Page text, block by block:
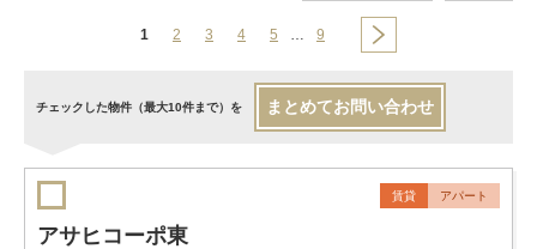
1 2 3 4 5 … 9
チェックした物件（最大10件まで）を まとめてお問い合わせ
賃貸 アパート
アサヒコーポ東